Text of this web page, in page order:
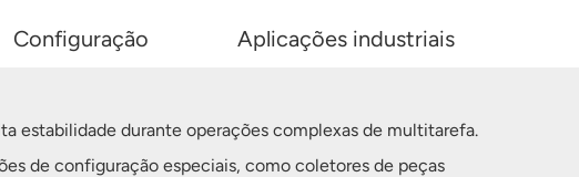
Configuração Aplicações industriais
estabilidade durante operações complexas de multitarefa.
de configuração especiais, como coletores de peças